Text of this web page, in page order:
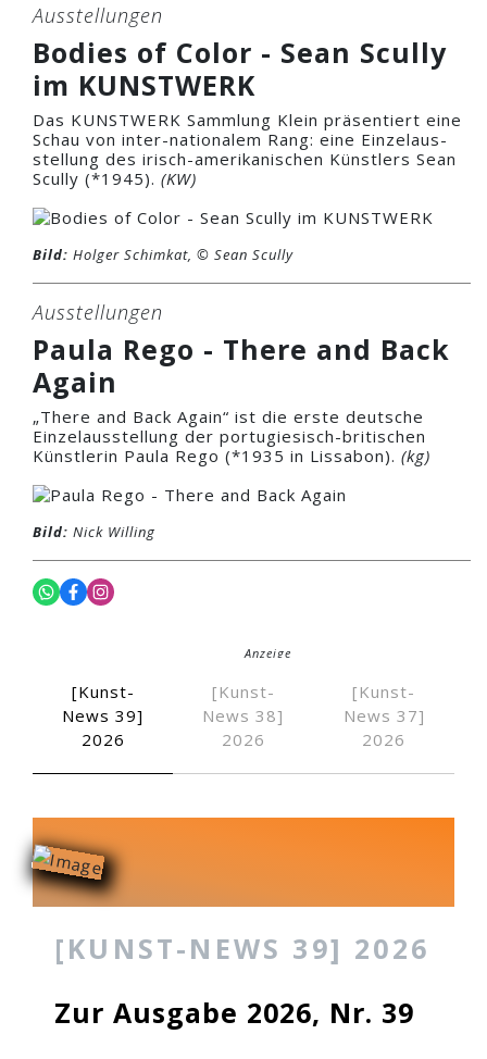
Ausstellungen
Bodies of Color - Sean Scully
im KUNSTWERK
Das KUNSTWERK Sammlung Klein präsentiert eine
Schau von inter-nationalem Rang: eine Einzelaus-
stellung des irisch-amerikanischen Künstlers Sean
Scully (*1945). (KW)
Bild: Holger Schimkat, © Sean Scully
Ausstellungen
Paula Rego - There and Back
Again
„There and Back Again“ ist die erste deutsche
Einzelausstellung der portugiesisch-britischen
Künstlerin Paula Rego (*1935 in Lissabon). (kg)
Bild: Nick Willing
Anzeige
Anzeige
[Kunst-
News 39]
2026
[Kunst-
News 38]
2026
[Kunst-
News 37]
2026
[KUNST-NEWS 39] 2026
Zur Ausgabe 2026, Nr. 39